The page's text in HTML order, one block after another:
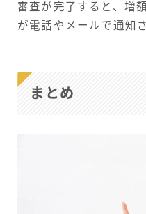
審査が完了すると、増
が電話やメールで通知
まとめ